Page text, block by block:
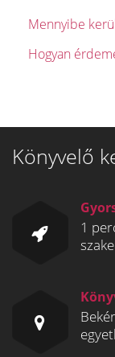
Mennyibe
Hogyan
Könyvelő
1